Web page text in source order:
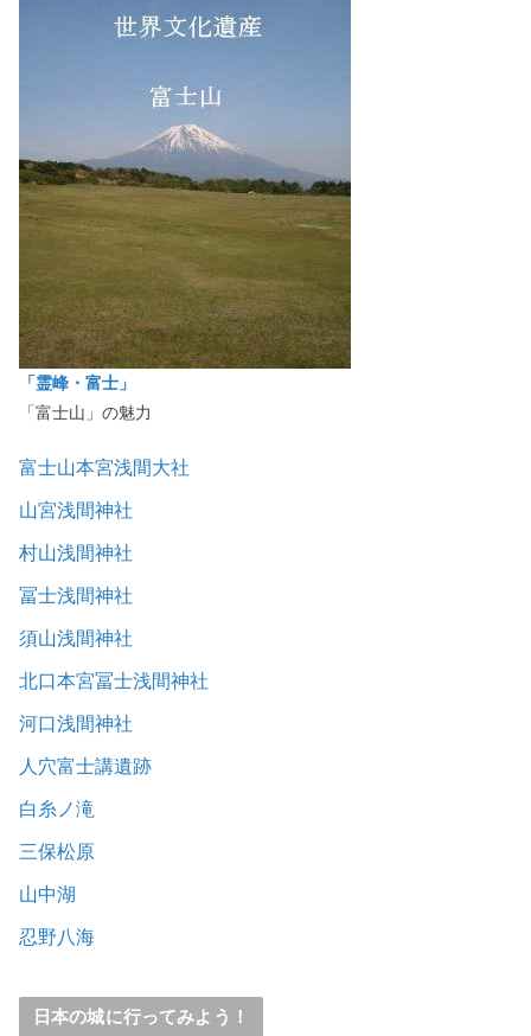
「霊峰・富士」
「富士山」の魅力
富士山本宮浅間大社
山宮浅間神社
村山浅間神社
冨士浅間神社
須山浅間神社
北口本宮冨士浅間神社
河口浅間神社
人穴富士講遺跡
白糸ノ滝
三保松原
山中湖
忍野八海
日本の城に行ってみよう！